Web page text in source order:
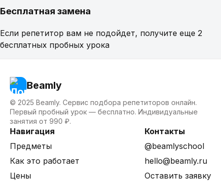
Бесплатная замена
Если репетитор вам не подойдет, получите еще 2
бесплатных пробных урока
Beamly
© 2025 Beamly. Сервис подбора репетиторов онлайн.
Первый пробный урок — бесплатно. Индивидуальные
занятия от 990 ₽.
Навигация
Предметы
Как это работает
Цены
Контакты
@beamlyschool
hello@beamly.ru
Оставить заявку